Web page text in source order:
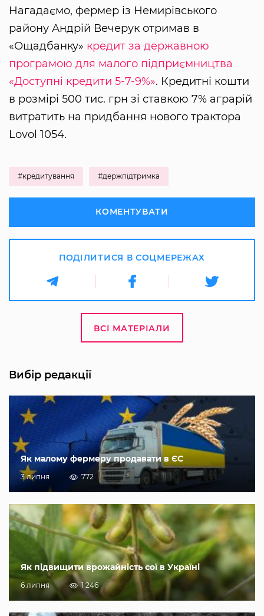
Нагадаємо, фермер із Немирівського
району Андрій Вечерук отримав в
«Ощадбанку» кредит за державною
програмою для малого підприємництва
«Доступні кредити 5-7-9%». Кредитні кошти
в розмірі 500 тис. грн зі ставкою 7% аграрій
витратить на придбання нового трактора
Lovol 1054.
#кредитування #держпідтримка
КОМЕНТУВАТИ
ПОДІЛИТИСЯ В СОЦМЕРЕЖАХ
ВСІ МАТЕРІАЛИ
Вибір редакції
Як малому фермеру продавати в ЄС
3 липня 772
Як підвищити врожайність сої в Україні
6 липня 1 246